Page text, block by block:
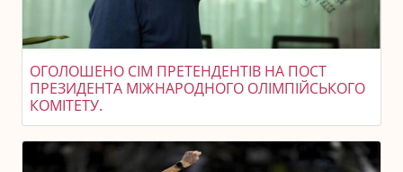
ОГОЛОШЕНО СІМ ПРЕТЕНДЕНТІВ НА ПОСТ
ПРЕЗИДЕНТА МІЖНАРОДНОГО ОЛІМПІЙСЬКОГО
КОМІТЕТУ.